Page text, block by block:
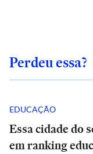
Perdeu essa?
EDUCAÇÃO
Essa cidade do
em ranking